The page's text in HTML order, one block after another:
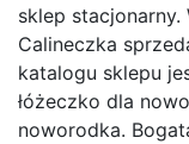
sklep stacjonarny.
Calineczka
katalogu sklepu
łóżeczko dla
noworodka.